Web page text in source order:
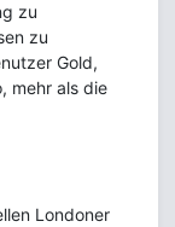
zu
zu
Gold,
mehr als die
Londoner